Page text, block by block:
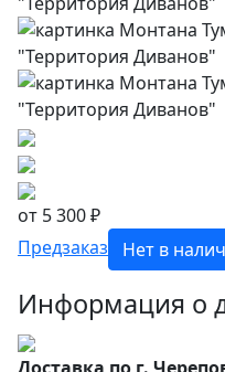
от 5 300 ₽
Предзаказ
Нет в
Информация о